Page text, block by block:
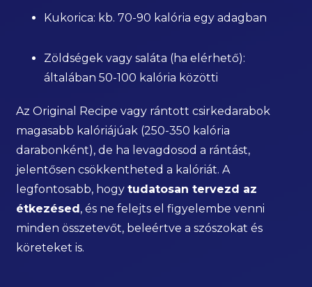
Kukorica: kb. 70-90 kalória egy adagban
Zöldségek vagy saláta (ha elérhető):
általában 50-100 kalória közötti
Az Original Recipe vagy rántott csirkedarabok
magasabb kalóriájúak (250-350 kalória
darabonként), de ha levagdosod a rántást,
jelentősen csökkentheted a kalóriát. A
legfontosabb, hogytudatosan tervezd az
étkezésed, és ne felejts el figyelembe venni
minden összetevőt, beleértve a szószokat és
köreteket is.